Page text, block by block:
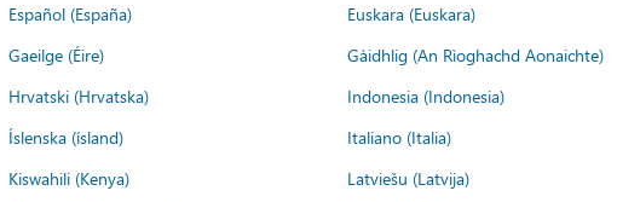
Español (España) Euskara (Euskara)
Gaeilge (Éire) Gàidhlig (An Rìoghachd Aonaichte)
Hrvatski (Hrvatska) Indonesia (Indonesia)
Íslenska (ísland) Italiano (Italia)
Kiswahili (Kenya) Latviešu (Latvija)